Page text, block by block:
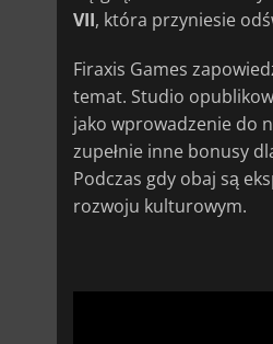
VII, która przyniesie
Firaxis Games
temat. Studio
jako wprowadzenie do
zupełnie inne bonusy
Podczas gdy obaj są
rozwoju kulturowym.